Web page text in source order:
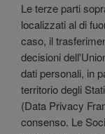
Le terze parti
localizzati al di
caso, il
decisioni
dati personali, in
territorio degli
(Data Privacy
consenso. Le